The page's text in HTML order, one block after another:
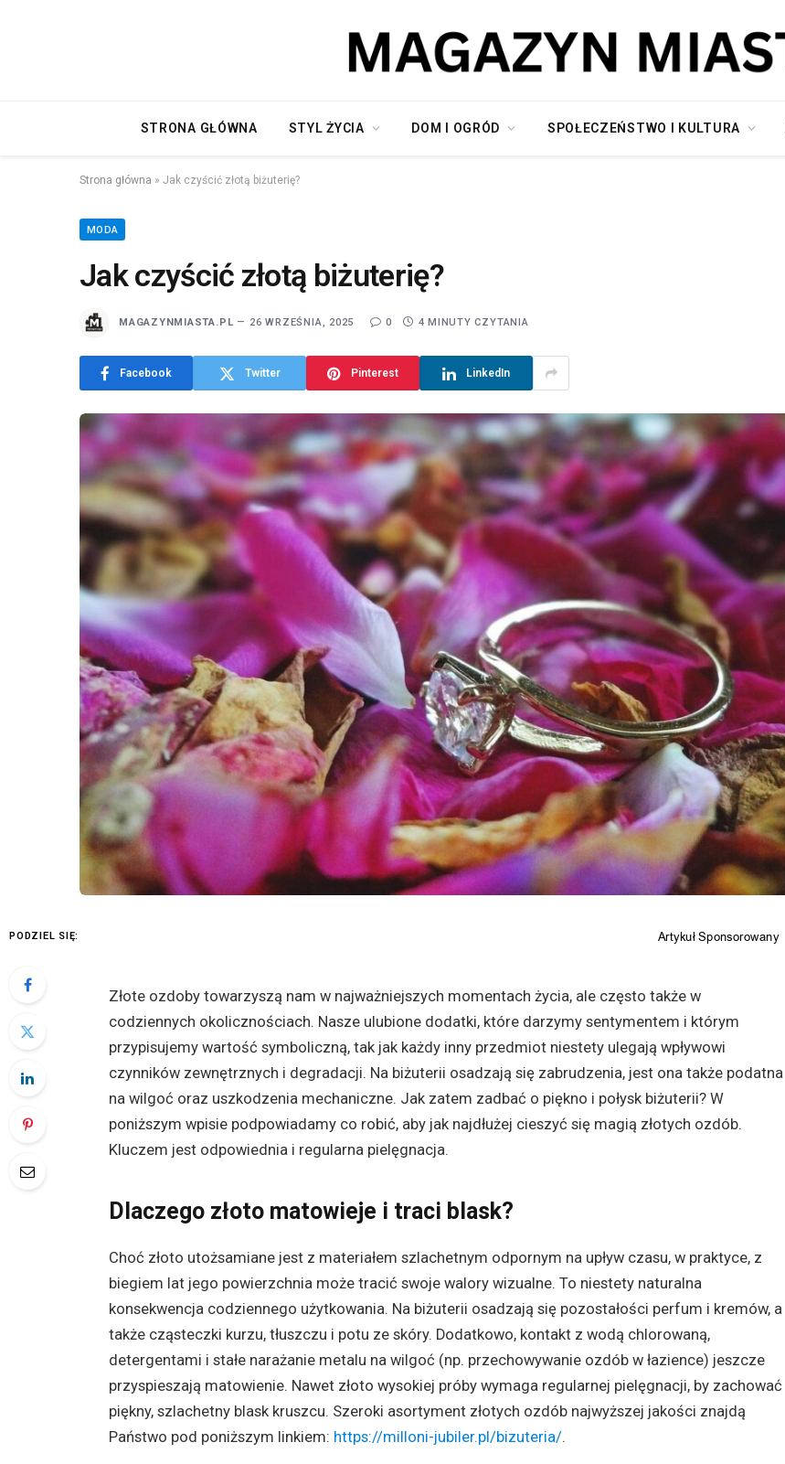
STRONA GŁÓWNA STYL ŻYCIA DOM I OGRÓD SPOŁECZEŃSTWO I KULTURA
Strona główna » Jak czyścić złotą biżuterię?
MODA
Jak czyścić złotą biżuterię?
MAGAZYNMIASTA.PL 26 WRZEŚNIA, 2025 0 4 MINUTY CZYTANIA
Facebook Twitter Pinterest LinkedIn
PODZIEL SIĘ:
Złote ozdoby towarzyszą nam w najważniejszych momentach życia, ale często także w
codziennych okolicznościach. Nasze ulubione dodatki, które darzymy sentymentem i którym
przypisujemy wartość symboliczną, tak jak każdy inny przedmiot niestety ulegają wpływowi
czynników zewnętrznych i degradacji. Na biżuterii osadzają się zabrudzenia, jest ona także podatna
na wilgoć oraz uszkodzenia mechaniczne. Jak zatem zadbać o piękno i połysk biżuterii? W
poniższym wpisie podpowiadamy co robić, aby jak najdłużej cieszyć się magią złotych ozdób.
Kluczem jest odpowiednia i regularna pielęgnacja.
Dlaczego złoto matowieje i traci blask?
Choć złoto utożsamiane jest z materiałem szlachetnym odpornym na upływ czasu, w praktyce, z
biegiem lat jego powierzchnia może tracić swoje walory wizualne. To niestety naturalna
konsekwencja codziennego użytkowania. Na biżuterii osadzają się pozostałości perfum i kremów, a
także cząsteczki kurzu, tłuszczu i potu ze skóry. Dodatkowo, kontakt z wodą chlorowaną,
detergentami i stałe narażanie metalu na wilgoć (np. przechowywanie ozdób w łazience) jeszcze
przyspieszają matowienie. Nawet złoto wysokiej próby wymaga regularnej pielęgnacji, by zachować
piękny, szlachetny blask kruszcu. Szeroki asortyment złotych ozdób najwyższej jakości znajdą
Państwo pod poniższym linkiem: https://milloni-jubiler.pl/bizuteria/.